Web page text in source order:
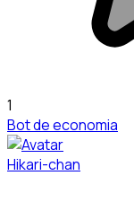
1
Bot de economia
Hikari-chan